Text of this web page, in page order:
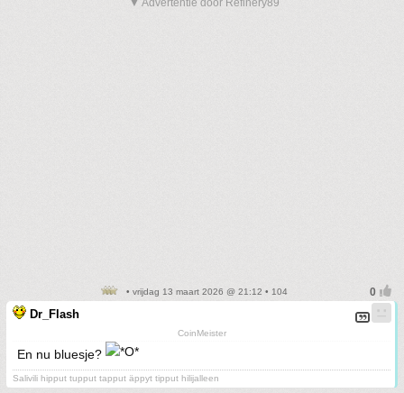
▼ Advertentie door Refinery89
• vrijdag 13 maart 2026 @ 21:12 • 104
Dr_Flash
CoinMeister
En nu bluesje?
Salivili hipput tupput tapput äppyt tipput hilijalleen